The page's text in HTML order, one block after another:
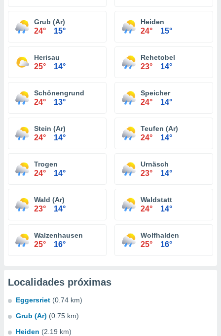
Grub (Ar)
24° 15°
Heiden
24° 15°
Herisau
25° 14°
Rehetobel
23° 14°
Schönengrund
24° 13°
Speicher
24° 14°
Stein (Ar)
24° 14°
Teufen (Ar)
24° 14°
Trogen
24° 14°
Urnäsch
23° 14°
Wald (Ar)
23° 14°
Waldstatt
24° 14°
Walzenhausen
25° 16°
Wolfhalden
25° 16°
Localidades próximas
Eggersriet (0.74 km)
Grub (Ar) (0.75 km)
Heiden (2.19 km)